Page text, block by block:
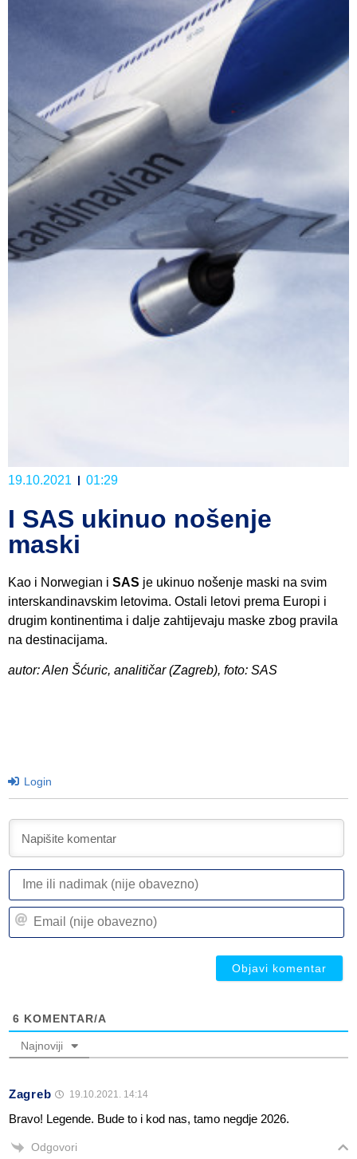
19.10.2021 01:29
I SAS ukinuo nošenje
maski
Kao i Norwegian i SAS je ukinuo nošenje maski na svim
interskandinavskim letovima. Ostali letovi prema Europi i
drugim kontinentima i dalje zahtijevaju maske zbog pravila
na destinacijama.
autor: Alen Šćuric, analitičar (Zagreb), foto: SAS
Login
6 KOMENTAR/A
Najnoviji
Zagreb 19.10.2021. 14:14
Bravo! Legende. Bude to i kod nas, tamo negdje 2026.
Odgovori